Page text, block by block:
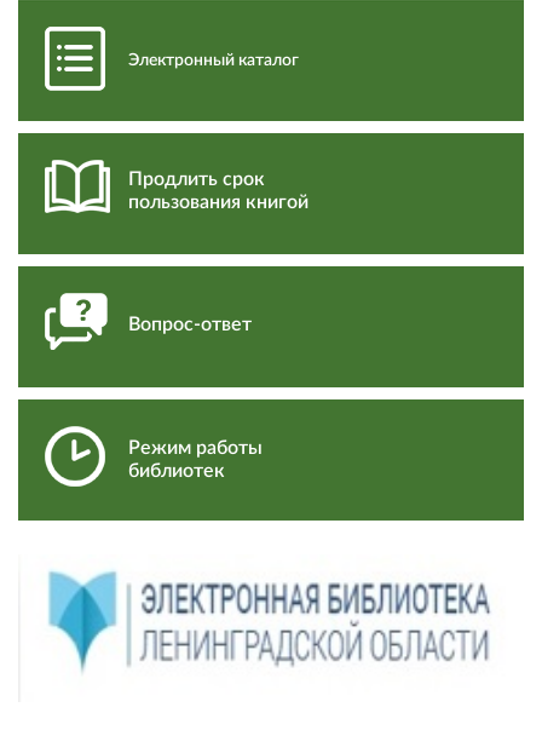
Электронный каталог
Продлить срок
пользования книгой
Вопрос-ответ
Режим работы
библиотек